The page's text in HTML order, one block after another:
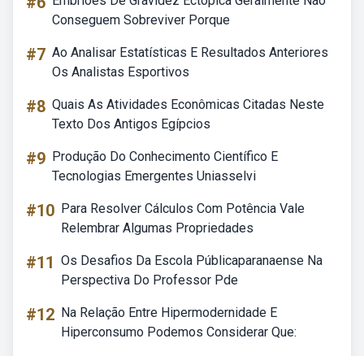
Conseguem Sobreviver Porque
#7 Ao Analisar Estatísticas E Resultados Anteriores
Os Analistas Esportivos
#8 Quais As Atividades Econômicas Citadas Neste
Texto Dos Antigos Egípcios
#9 Produção Do Conhecimento Científico E
Tecnologias Emergentes Uniasselvi
#10 Para Resolver Cálculos Com Potência Vale
Relembrar Algumas Propriedades
#11 Os Desafios Da Escola Públicaparanaense Na
Perspectiva Do Professor Pde
#12 Na Relação Entre Hipermodernidade E
Hiperconsumo Podemos Considerar Que: